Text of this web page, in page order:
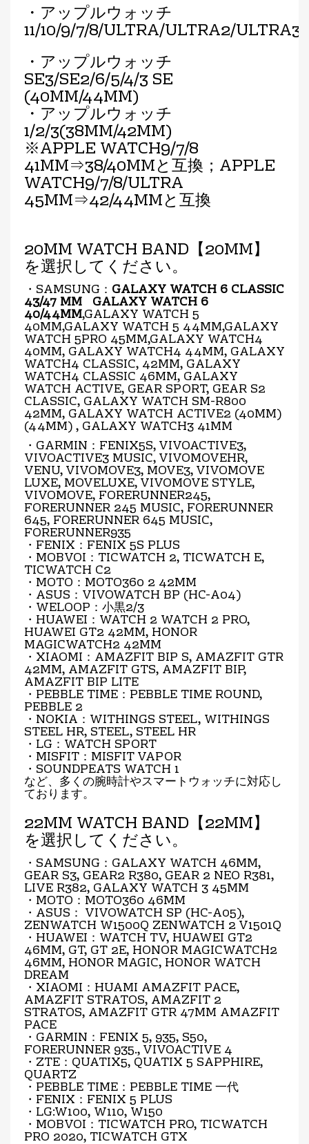
・アップルウォッチ
11/10/9/7/8/ULTRA/ULTRA2/
・アップルウォッチ
SE3/SE2/6/5/4/3 SE
(40MM/44MM)
・アップルウォッチ
1/2/3(38MM/42MM)
※APPLE WATCH9/7/8
41MM⇒38/40MMと互換；APPLE
WATCH9/7/8/ULTRA
45MM⇒42/44MMと互換
20MM WATCH BAND【20MM】
を選択してください。
・SAMSUNG： GALAXY WATCH 6 CLASSIC
43/47 MM GALAXY WATCH 6
40/44MM,GALAXY WATCH 5
40MM,GALAXY WATCH 5 44MM,GALAXY
WATCH 5PRO 45MM,GALAXY WATCH4
40MM, GALAXY WATCH4 44MM, GALAXY
WATCH4 CLASSIC, 42MM, GALAXY
WATCH4 CLASSIC 46MM, GALAXY
WATCH ACTIVE, GEAR SPORT, GEAR S2
CLASSIC, GALAXY WATCH SM-R800
42MM, GALAXY WATCH ACTIVE2 (40MM)
(44MM) , GALAXY WATCH3 41MM
・GARMIN：FENIX5S, VIVOACTIVE3,
VIVOACTIVE3 MUSIC, VIVOMOVEHR,
VENU, VIVOMOVE3, MOVE3, VIVOMOVE
LUXE, MOVELUXE, VIVOMOVE STYLE,
VIVOMOVE, FORERUNNER245,
FORERUNNER 245 MUSIC, FORERUNNER
645, FORERUNNER 645 MUSIC,
FORERUNNER935
・FENIX：FENIX 5S PLUS
・MOBVOI：TICWATCH 2, TICWATCH E,
TICWATCH C2
・MOTO：MOTO360 2 42MM
・ASUS：VIVOWATCH BP (HC-A04)
・WELOOP：小黒2/3
・HUAWEI：WATCH 2 WATCH 2 PRO,
HUAWEI GT2 42MM, HONOR
MAGICWATCH2 42MM
・XIAOMI：AMAZFIT BIP S, AMAZFIT GTR
42MM, AMAZFIT GTS, AMAZFIT BIP,
AMAZFIT BIP LITE
・PEBBLE TIME：PEBBLE TIME ROUND,
PEBBLE 2
・NOKIA：WITHINGS STEEL, WITHINGS
STEEL HR, STEEL, STEEL HR
・LG：WATCH SPORT
・MISFIT：MISFIT VAPOR
・SOUNDPEATS WATCH 1
など、多くの腕時計やスマートウォッチに対応し
ております。
22MM WATCH BAND【22MM】
を選択してください。
・SAMSUNG：GALAXY WATCH 46MM,
GEAR S3, GEAR2 R380, GEAR 2 NEO R381,
LIVE R382, GALAXY WATCH 3 45MM
・MOTO：MOTO360 46MM
・ASUS： VIVOWATCH SP (HC-A05),
ZENWATCH W1500Q ZENWATCH 2 V1501Q
・HUAWEI：WATCH TV, HUAWEI GT2
46MM, GT, GT 2E, HONOR MAGICWATCH2
46MM, HONOR MAGIC, HONOR WATCH
DREAM
・XIAOMI：HUAMI AMAZFIT PACE,
AMAZFIT STRATOS, AMAZFIT 2
STRATOS, AMAZFIT GTR 47MM AMAZFIT
PACE
・GARMIN：FENIX 5, 935, S50,
FORERUNNER 935., VIVOACTIVE 4
・ZTE：QUATIX5, QUATIX 5 SAPPHIRE,
QUARTZ
・PEBBLE TIME：PEBBLE TIME 一代
・FENIX：FENIX 5 PLUS
・LG:W100, W110, W150
・MOBVOI：TICWATCH PRO, TICWATCH
PRO 2020, TICWATCH GTX